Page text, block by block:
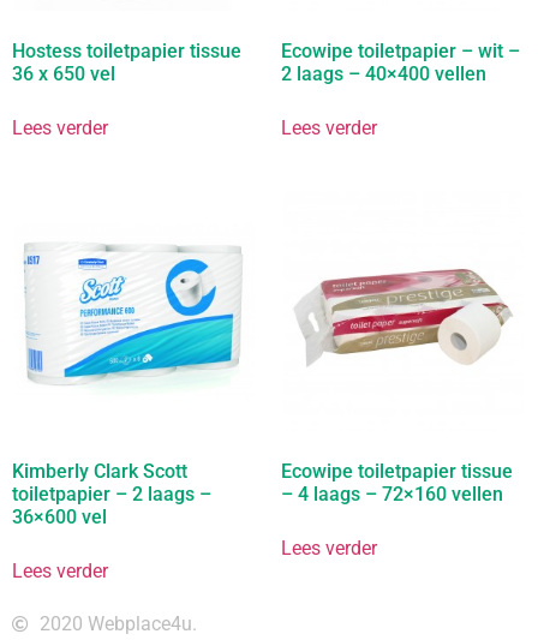
Hostess toiletpapier tissue
36 x 650 vel
Lees verder
Ecowipe toiletpapier – wit –
2 laags – 40×400 vellen
Lees verder
Kimberly Clark Scott
toiletpapier – 2 laags –
36×600 vel
Lees verder
Ecowipe toiletpapier tissue
– 4 laags – 72×160 vellen
Lees verder
2020 Webplace4u.